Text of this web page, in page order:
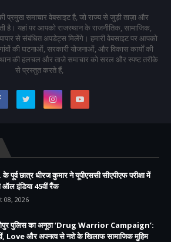
प्रमुख समाचार वेबसाइट है, जो राज्य से जुड़ी ताज़ा और
है। यहां पर आपको राजस्थान के राजनीतिक, सामाजिक,
से संबंधित अपडेट्स मिलेंगे। हमारी वेबसाइट पर आपको
की घटनाओं, सरकारी योजनाओं, और विकास कार्यों की
की हलचल और ताजे समाचार को सरल और स्पष्ट तरीके
से प्रस्तुत करते हैं,
पूर्व छात्र धीरज कुमार ने यूपीएससी सीएपीएफ परीक्षा में
ऑल इंडिया 45वीं रैंक
08, 2026
पुलिस का अनूठा ‘Drug Warrior Campaign’:
Love और अपनत्व से नशे के खिलाफ सामाजिक मुहिम